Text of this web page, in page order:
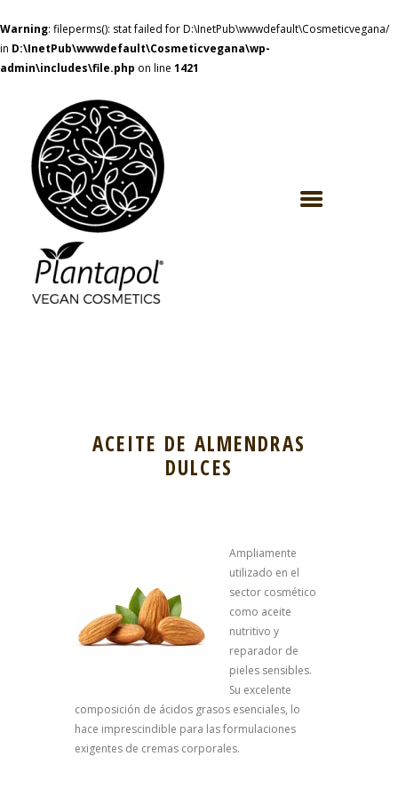
Warning: fileperms(): stat failed for D:\InetPub\wwwdefault\Cosmeticvegana/
in D:\InetPub\wwwdefault\Cosmeticvegana\wp-
admin\includes\file.php on line 1421
ACEITE DE ALMENDRAS
DULCES
Ampliamente
utilizado en el
sector cosmético
como aceite
nutritivo y
reparador de
pieles sensibles.
Su excelente
composición de ácidos grasos esenciales, lo
hace imprescindible para las formulaciones
exigentes de cremas corporales.